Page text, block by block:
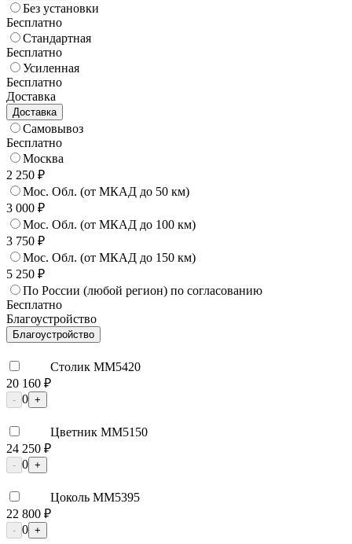
Без установки
Бесплатно
Стандартная
Бесплатно
Усиленная
Бесплатно
Доставка
Доставка
Самовывоз
Бесплатно
Москва
2 250 ₽
Мос. Обл. (от МКАД до 50 км)
3 000 ₽
Мос. Обл. (от МКАД до 100 км)
3 750 ₽
Мос. Обл. (от МКАД до 150 км)
5 250 ₽
По России (любой регион) по согласованию
Бесплатно
Благоустройство
Благоустройство
Столик ММ5420
20 160 ₽
- 0 +
Цветник ММ5150
24 250 ₽
- 0 +
Цоколь ММ5395
22 800 ₽
- 0 +